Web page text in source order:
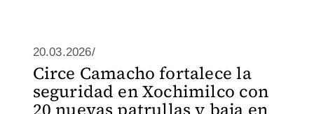
20.03.2026/
Circe Camacho fortalece la
seguridad en Xochimilco con